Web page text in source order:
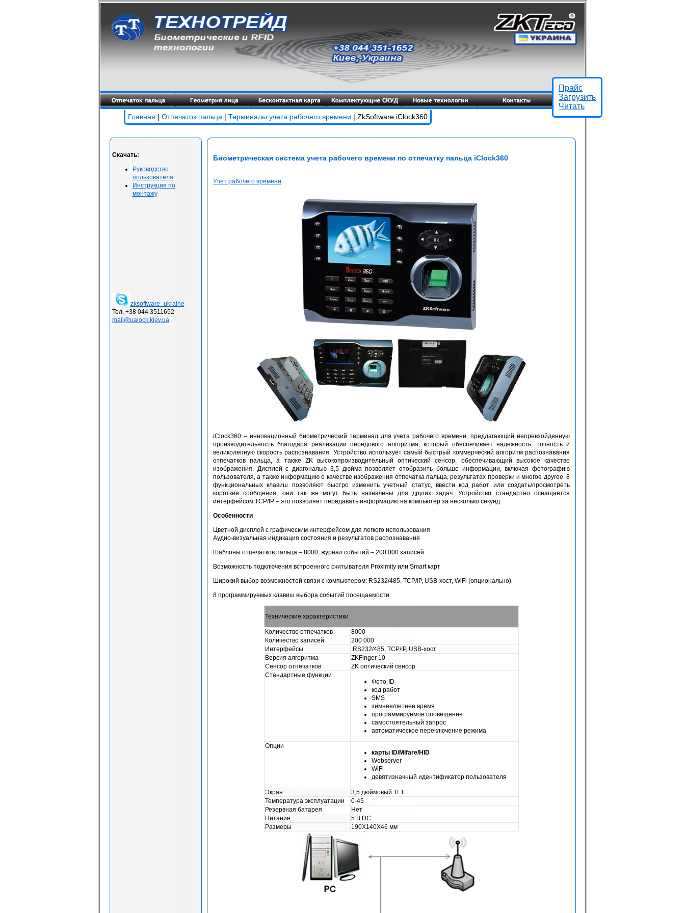
Прайс
Загрузить
Читать
Главная | Отпечаток пальца | Терминалы учета рабочего времени | ZkSoftware iClock360
Скачать:
Руководство
пользователя
Инструкция по
монтажу
zksoftware_ukraine
Тел. +38 044 3511652
mail@ualock.kiev.ua
Биометрическая система учета рабочего времени по отпечатку пальца iClock360
Учет рабочего времени
iClock360 – инновационный биометрический терминал для учета рабочего времени, предлагающий непревзойденную
производительность благодаря реализации передового алгоритма, который обеспечивает надежность, точность и
великолепную скорость распознавания. Устройство использует самый быстрый коммерческий алгоритм распознавания
отпечатков пальца, а также ZK высокопроизводительный оптический сенсор, обеспечивающий высокое качество
изображения. Дисплей с диагональю 3,5 дюйма позволяет отобразить больше информации, включая фотографию
пользователя, а также информацию о качестве изображения отпечатка пальца, результатах проверки и многое другое. 8
функциональных клавиш позволяют быстро изменить учетный статус, ввести код работ или создать/просмотреть
короткие сообщения, они так же могут быть назначены для других задач. Устройство стандартно оснащается
интерфейсом TCP/IP – это позволяет передавать информацию на компьютер за несколько секунд.
Особенности
Цветной дисплей с графическим интерфейсом для легкого использования
Аудио-визуальная индикация состояния и результатов распознавания
Шаблоны отпечатков пальца – 8000, журнал событий – 200 000 записей
Возможность подключения встроенного считывателя Proximity или Smart карт
Широкий выбор возможностей связи с компьютером: RS232/485, TCP/IP, USB-хост, WiFi (опционально)
8 программируемых клавиш выбора событий посещаемости
Технические характеристики
Количество отпечатков
8000
Количество записей
200 000
Интерфейсы
RS232/485, TCP/IP, USB-хост
Версия алгоритма
ZKFinger 10
Сенсор отпечатков
ZK оптический сенсор
Стандартные функции
Фото-ID
код работ
SMS
зимнее/летнее время
программируемое оповещение
самостоятельный запрос
автоматическое переключение режима
Опции
карты ID/Mifare/HID
Webserver
WiFi
девятизначный идентификатор пользователя
Экран
3,5 дюймовый TFT
Температура эксплуатации
0-45
Резервная батарея
Нет
Питание
5 В DC
Размеры
190X140X46 мм